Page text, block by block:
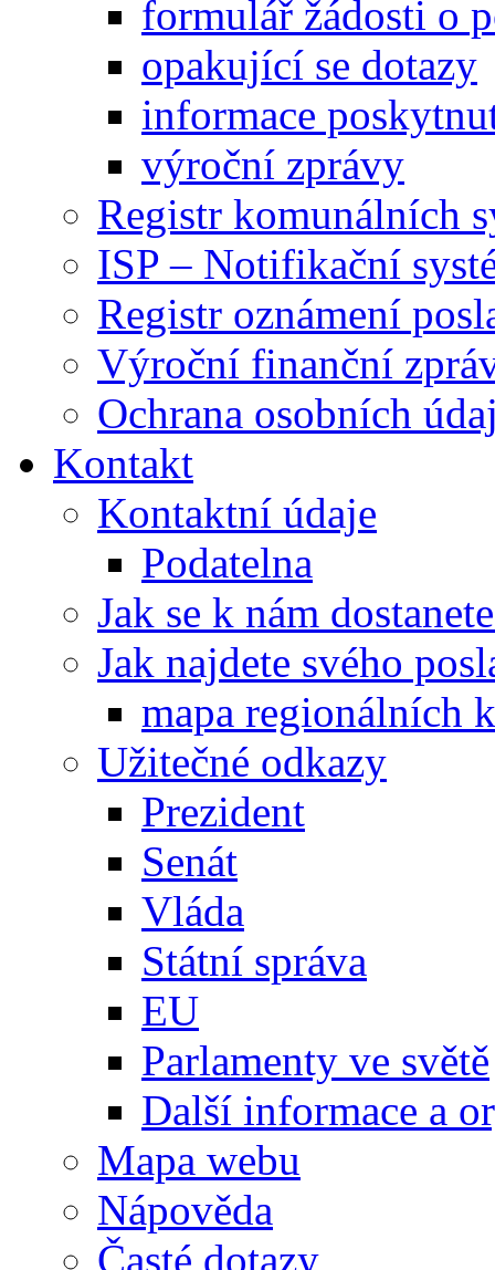
formulář žádosti o
opakující se dotazy
informace
výroční zprávy
Registr komunálních
ISP – Notifikační
Registr oznámení
Výroční finanční
Ochrana osobních
Kontakt
Kontaktní údaje
Podatelna
Jak se k nám
Jak najdete svého
mapa regionálních
Užitečné odkazy
Prezident
Senát
Vláda
Státní správa
EU
Parlamenty ve světě
Další informace a
Mapa webu
Nápověda
Časté dotazy